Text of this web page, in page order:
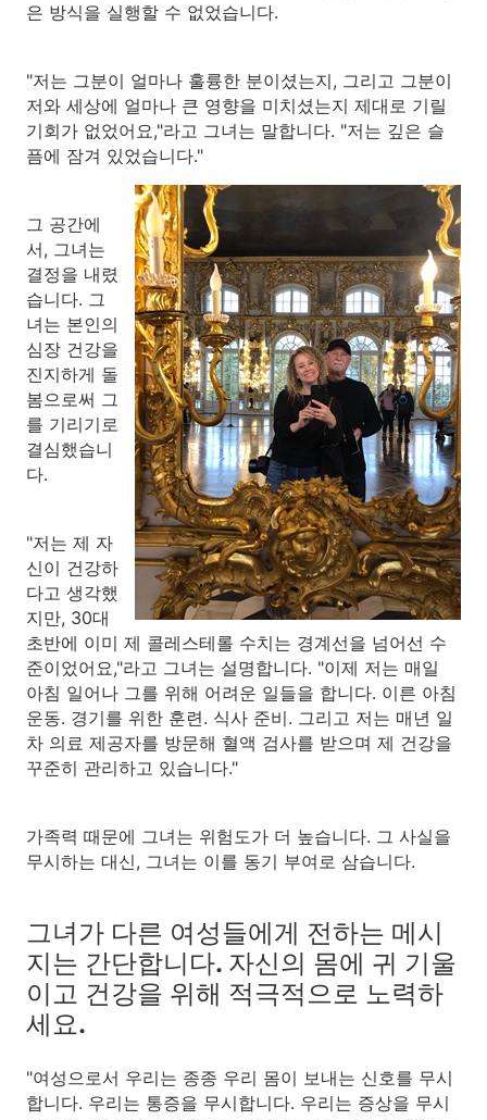
은 방식을 실행할 수 없었습니다.
"저는 그분이 얼마나 훌륭한 분이셨는지, 그리고 그분이
저와 세상에 얼마나 큰 영향을 미치셨는지 제대로 기릴
기회가 없었어요,"라고 그녀는 말합니다. "저는 깊은 슬
픔에 잠겨 있었습니다."
그 공간에
서, 그녀는
결정을 내렸
습니다. 그
녀는 본인의
심장 건강을
진지하게 돌
봄으로써 그
를 기리기로
결심했습니
다.
"저는 제 자
신이 건강하
다고 생각했
지만, 30대
초반에 이미 제 콜레스테롤 수치는 경계선을 넘어선 수
준이었어요,"라고 그녀는 설명합니다. "이제 저는 매일
아침 일어나 그를 위해 어려운 일들을 합니다. 이른 아침
운동. 경기를 위한 훈련. 식사 준비. 그리고 저는 매년 일
차 의료 제공자를 방문해 혈액 검사를 받으며 제 건강을
꾸준히 관리하고 있습니다."
가족력 때문에 그녀는 위험도가 더 높습니다. 그 사실을
무시하는 대신, 그녀는 이를 동기 부여로 삼습니다.
그녀가 다른 여성들에게 전하는 메시
지는 간단합니다. 자신의 몸에 귀 기울
이고 건강을 위해 적극적으로 노력하
세요.
"여성으로서 우리는 종종 우리 몸이 보내는 신호를 무시
합니다. 우리는 통증을 무시합니다. 우리는 증상을 무시